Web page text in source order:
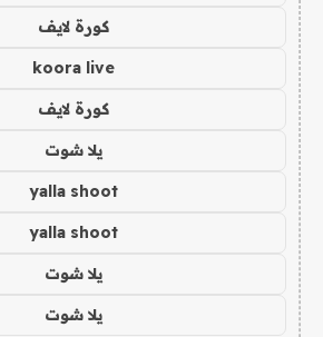
كورة لايف
koora live
كورة لايف
يلا شوت
yalla shoot
yalla shoot
يلا شوت
يلا شوت